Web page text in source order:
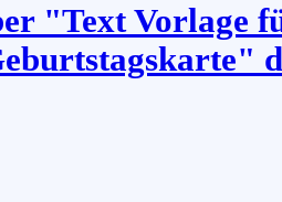
"Text Vorlage